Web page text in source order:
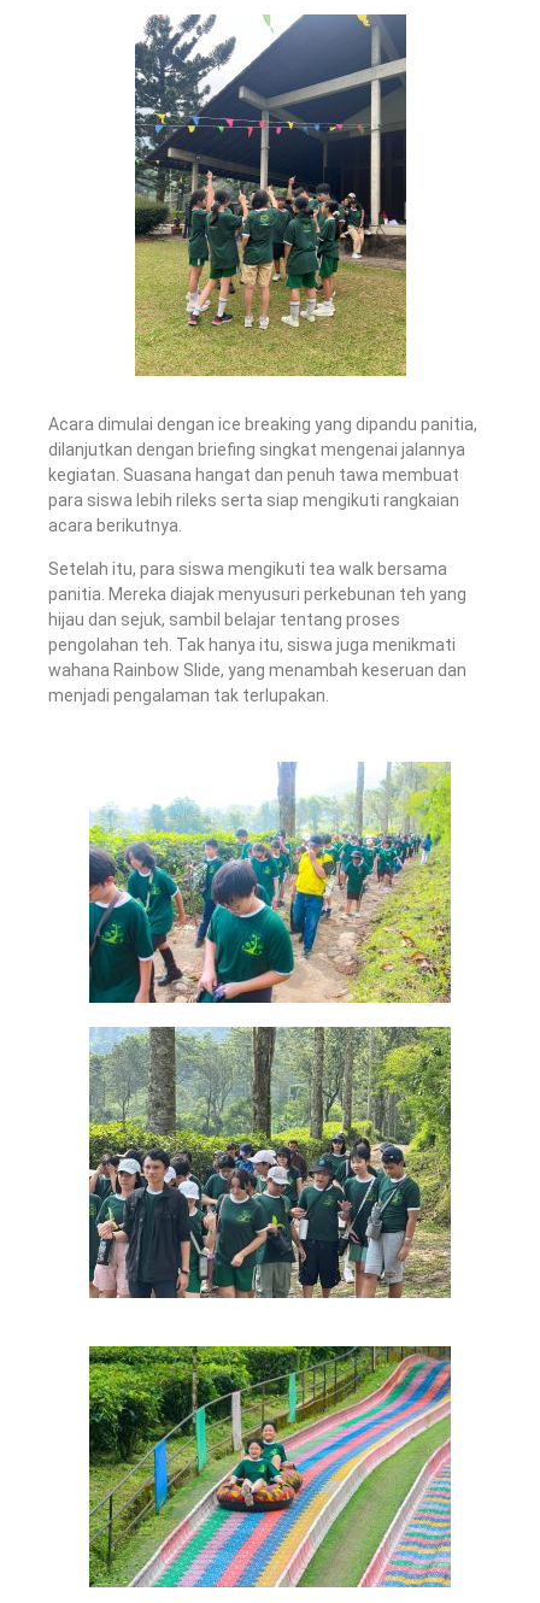
Acara dimulai dengan ice breaking yang dipandu panitia,
dilanjutkan dengan briefing singkat mengenai jalannya
kegiatan. Suasana hangat dan penuh tawa membuat
para siswa lebih rileks serta siap mengikuti rangkaian
acara berikutnya.
Setelah itu, para siswa mengikuti tea walk bersama
panitia. Mereka diajak menyusuri perkebunan teh yang
hijau dan sejuk, sambil belajar tentang proses
pengolahan teh. Tak hanya itu, siswa juga menikmati
wahana Rainbow Slide, yang menambah keseruan dan
menjadi pengalaman tak terlupakan.